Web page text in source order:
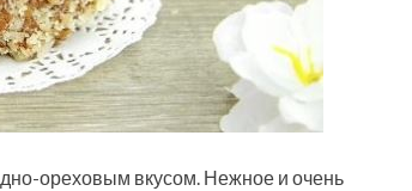
ореховым вкусом. Нежное и очень